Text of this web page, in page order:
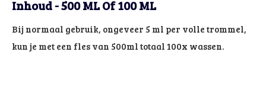
Inhoud - 500 ML Of 100 ML
Bij normaal gebruik, ongeveer 5 ml per volle trommel,
kun je met een fles van 500ml totaal 100x wassen.